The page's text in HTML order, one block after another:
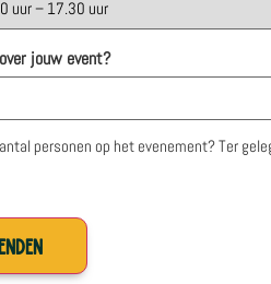
jouw event?
personen op het evenement? Ter